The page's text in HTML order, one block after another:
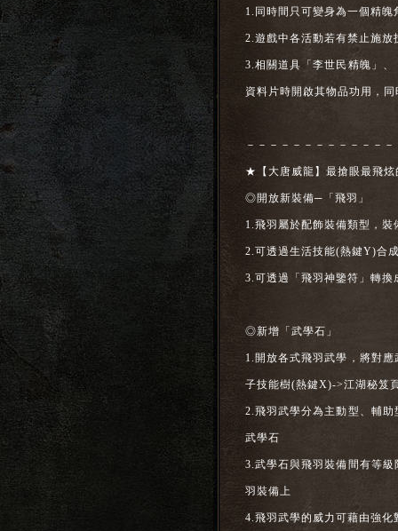
1.同時間只可變身為一個精魄
2.遊戲中各活動若有禁止施
3.相關道具「李世民精魄」
資料片時開啟其物品功用，
－－－－－－－－－－－－
★【大唐威龍】最搶眼最飛
◎開放新裝備─「飛羽」
1.飛羽屬於配飾裝備類型，
2.可透過生活技能(熱鍵Y)合
3.可透過「飛羽神鑒符」轉換
◎新增「武學石」
1.開放各式飛羽武學，將對
子技能樹(熱鍵X)->江湖秘笈
2.飛羽武學分為主動型、輔
武學石
3.武學石與飛羽裝備間有等
羽裝備上
4.飛羽武學的威力可藉由強